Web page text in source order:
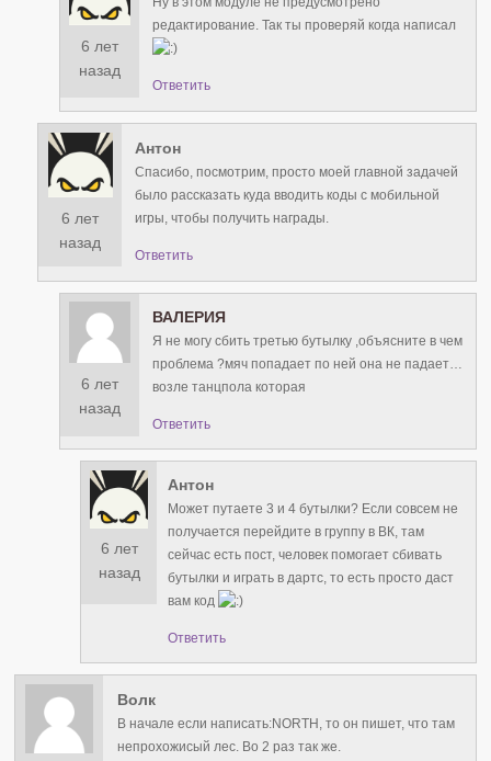
6 лет
назад
редактирование. Так ты проверяй когда написал
Ответить
6 лет
назад
Антон
Спасибо, посмотрим, просто моей главной задачей
было рассказать куда вводить коды с мобильной
игры, чтобы получить награды.
Ответить
6 лет
назад
ВАЛЕРИЯ
Я не могу сбить третью бутылку ,объясните в чем
проблема ?мяч попадает по ней она не падает…
возле танцпола которая
Ответить
6 лет
назад
Антон
Может путаете 3 и 4 бутылки? Если совсем не
получается перейдите в группу в ВК, там
сейчас есть пост, человек помогает сбивать
бутылки и играть в дартс, то есть просто даст
вам код
Ответить
Волк
В начале если написать:NORTH, то он пишет, что там
непрохожисый лес. Во 2 раз так же.